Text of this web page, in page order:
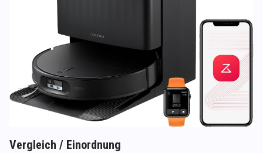
Vergleich / Einordnung